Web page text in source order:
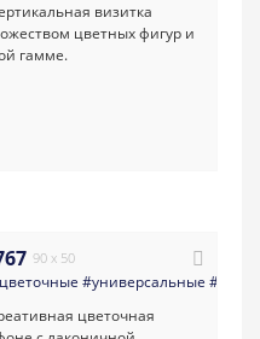
#визитная_карточка
#деловая_визитка
90 x 50
#универсальные